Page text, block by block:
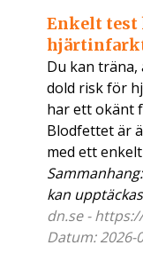
Enkelt test
Du kan träna,
dold risk för
har ett okänt
Blodfettet är
med ett
kan
dn.se -
Datum: 2026-